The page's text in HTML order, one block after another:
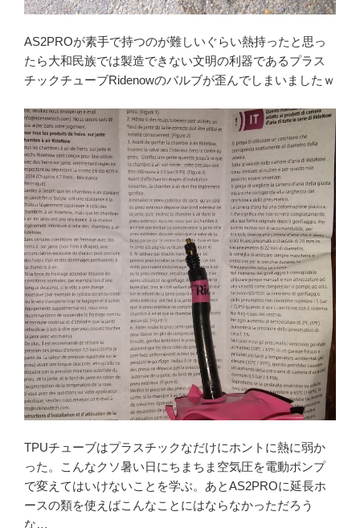
AS2PROが素手で持つのが難しいぐらい熱持ったと思っ
たら大和民族では製造できない文明の利器であるプラス
チックチューブRidenowのバルブが歪んでしまいましたｗ
TPUチューブはプラスチックなだけにホントに熱に弱か
った。こんなクソ暑い日にちまちま空気圧を電動ポンプ
で変えてはいけないことを学ぶ。あとAS2PROに延長ホ
ースの類を使えばこんなことにはならなかっただろう
な…